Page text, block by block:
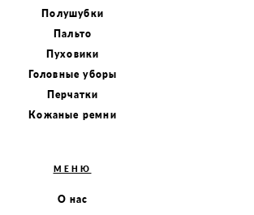
Полушубки
Пальто
Пуховики
Головные уборы
Перчатки
Кожаные ремни
МЕНЮ
О нас